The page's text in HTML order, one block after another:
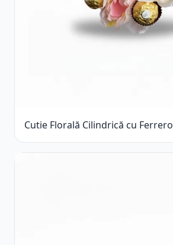
Cutie Florală Cilindrică cu Ferrero
Rocher și Trandafiri Pastel